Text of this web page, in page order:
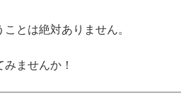
とは絶対ありません。
ませんか！